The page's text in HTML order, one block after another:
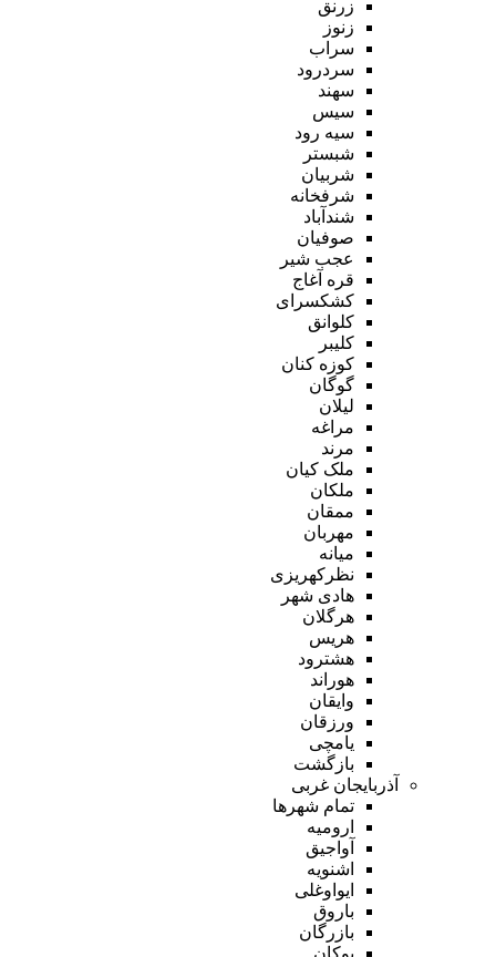
زرنق
زنوز
سراب
سردرود
سهند
سیس
سیه رود
شبستر
شربیان
شرفخانه
شندآباد
صوفیان
عجب شیر
قره آغاج
کشکسرای
کلوانق
کلیبر
کوزه کنان
گوگان
لیلان
مراغه
مرند
ملک کیان
ملکان
ممقان
مهربان
میانه
نظرکهریزی
هادی شهر
هرگلان
هریس
هشترود
هوراند
وایقان
ورزقان
یامچی
بازگشت
آذربایجان غربی
تمام شهر‌ها
ارومیه
آواجیق
اشنویه
ایواوغلی
باروق
بازرگان
بوکان